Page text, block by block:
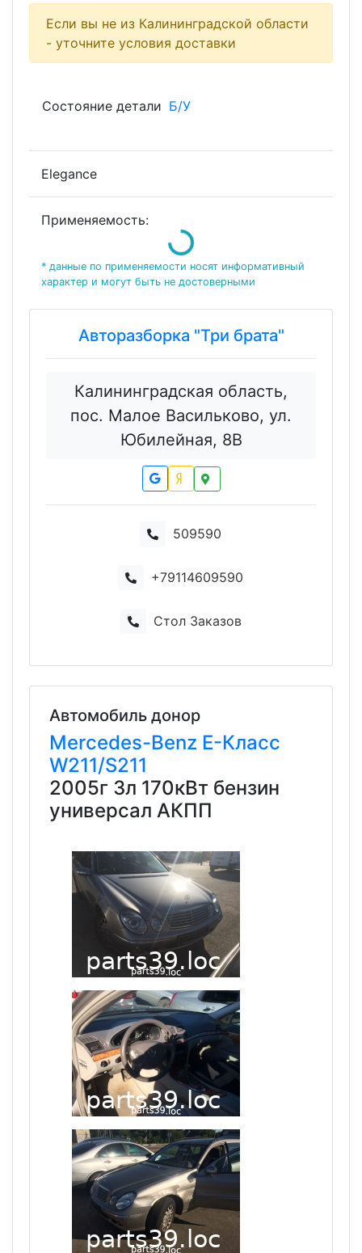
Если вы не из Калининградской области
- уточните условия доставки
Состояние детали Б/У
Elegance
Применяемость: Loading...
* данные по применяемости носят информативный
характер и могут быть не достоверными
Авторазборка "Три брата"
Калининградская область,
пос. Малое Васильково, ул.
Юбилейная, 8В
509590
+79114609590
Стол Заказов
Автомобиль донор
Mercedes-Benz E-Класс
W211/S211
2005г 3л 170кВт бензин
универсал АКПП